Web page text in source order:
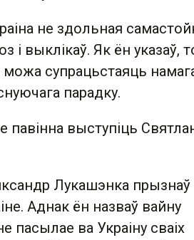
не здольная
і выклікаў. Як ён указаў,
супрацьстаяць
парадку.
выступіць
Лукашэнка прызнаў
Аднак ён назваў вайну
пасылае ва Украіну сваіх